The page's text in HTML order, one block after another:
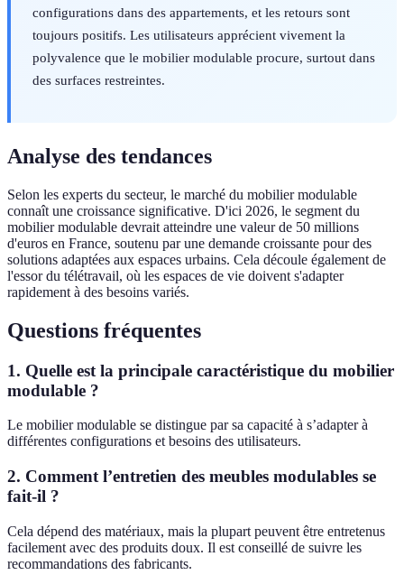
configurations dans des appartements, et les retours sont
toujours positifs. Les utilisateurs apprécient vivement la
polyvalence que le mobilier modulable procure, surtout dans
des surfaces restreintes.
Analyse des tendances
Selon les experts du secteur, le marché du mobilier modulable
connaît une croissance significative. D'ici 2026, le segment du
mobilier modulable devrait atteindre une valeur de 50 millions
d'euros en France, soutenu par une demande croissante pour des
solutions adaptées aux espaces urbains. Cela découle également de
l'essor du télétravail, où les espaces de vie doivent s'adapter
rapidement à des besoins variés.
Questions fréquentes
1. Quelle est la principale caractéristique du mobilier
modulable ?
Le mobilier modulable se distingue par sa capacité à s’adapter à
différentes configurations et besoins des utilisateurs.
2. Comment l’entretien des meubles modulables se
fait-il ?
Cela dépend des matériaux, mais la plupart peuvent être entretenus
facilement avec des produits doux. Il est conseillé de suivre les
recommandations des fabricants.